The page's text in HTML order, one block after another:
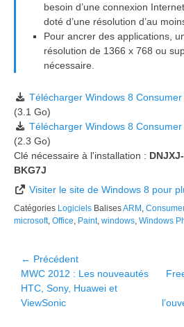
besoin d’une connexion
doté d’une résolution d’au
Pour ancrer des applications,
résolution de 1366 x 768 ou
nécessaire.
Télécharger Windows 8
(3.1 Go)
Télécharger Windows 8
(2.3 Go)
Clé nécessaire à l'installation :
BKG7J
Visiter le site de Windows 8 pour
Catégories Logiciels BalisesARM
microsoft, Office Paint, windows Windows
Navigation
de
l’article
← Précédent
Article
précédent :
MWC 2012 : Les nouveautés
HTC, Sony, Huawei et
ViewSonic
Article